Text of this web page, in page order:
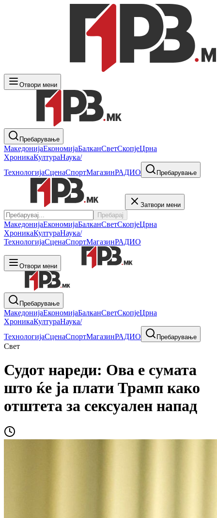
Отвори мени
Пребарување
МакедонијаЕкономијаБалканСветСкопјеЦрна
ХроникаКултураНаука/
ТехнологијаСценаСпортМагазинРАДИО Пребарување
Затвори мени
Пребарај
МакедонијаЕкономијаБалканСветСкопјеЦрна
ХроникаКултураНаука/
ТехнологијаСценаСпортМагазинРАДИО
Отвори мени
Пребарување
МакедонијаЕкономијаБалканСветСкопјеЦрна
ХроникаКултураНаука/
ТехнологијаСценаСпортМагазинРАДИО Пребарување
Свет
Судот нареди: Ова е сумата
што ќе ја плати Трамп како
отштета за сексуален напад